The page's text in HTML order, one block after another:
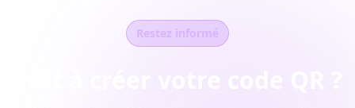
Restez informé